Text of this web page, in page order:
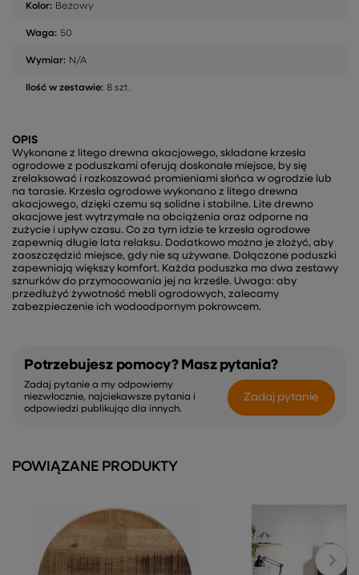
Kolor: Beżowy
Waga: 50
Wymiar: N/A
Ilość w zestawie: 8 szt.
OPIS
Wykonane z litego drewna akacjowego, składane krzesła
ogrodowe z poduszkami oferują doskonałe miejsce, by się
zrelaksować i rozkoszować promieniami słońca w ogrodzie lub
na tarasie. Krzesła ogrodowe wykonano z litego drewna
akacjowego, dzięki czemu są solidne i stabilne. Lite drewno
akacjowe jest wytrzymałe na obciążenia oraz odporne na
zużycie i upływ czasu. Co za tym idzie te krzesła ogrodowe
zapewnią długie lata relaksu. Dodatkowo można je złożyć, aby
zaoszczędzić miejsce, gdy nie są używane. Dołączone poduszki
zapewniają większy komfort. Każda poduszka ma dwa zestawy
sznurków do przymocowania jej na krześle. Uwaga: aby
przedłużyć żywotność mebli ogrodowych, zalecamy
zabezpieczenie ich wodoodpornym pokrowcem.
Potrzebujesz pomocy? Masz pytania?
Zadaj pytanie a my odpowiemy
niezwłocznie, najciekawsze pytania i
odpowiedzi publikując dla innych.
Zadaj pytanie
POWIĄZANE PRODUKTY